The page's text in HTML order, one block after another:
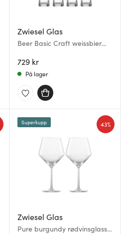
Zwiesel Glas
Beer Basic Craft weissbier
729 kr
På lager
Zwiesel Glas
Pure burgundy rødvinsglass
43%
Superkupp